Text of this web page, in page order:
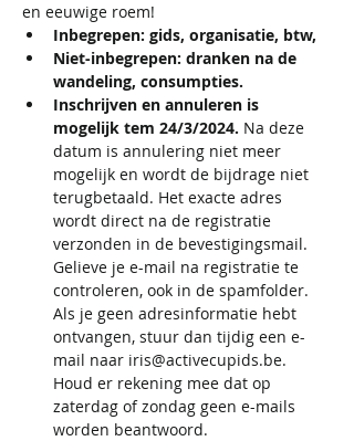
en eeuwige roem!
Inbegrepen: gids, organisatie, btw,
Niet-inbegrepen: dranken na de
wandeling, consumpties.
Inschrijven en annuleren is
mogelijk tem 24/3/2024. Na deze
datum is annulering niet meer
mogelijk en wordt de bijdrage niet
terugbetaald. Het exacte adres
wordt direct na de registratie
verzonden in de bevestigingsmail.
Gelieve je e-mail na registratie te
controleren, ook in de spamfolder.
Als je geen adresinformatie hebt
ontvangen, stuur dan tijdig een e-
mail naar iris@activecupids.be.
Houd er rekening mee dat op
zaterdag of zondag geen e-mails
worden beantwoord.